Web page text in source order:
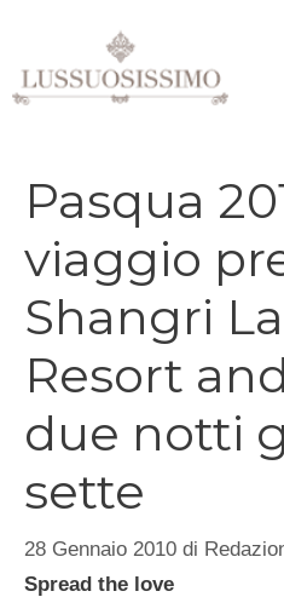
contenuto
Pasqua
viaggio
Shangri
Resort
due notti
sette
28 Gennaio 2010 di
Spread the love